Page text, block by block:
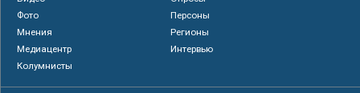
Фото
Персоны
Мнения
Регионы
Медиацентр
Интервью
Колумнисты